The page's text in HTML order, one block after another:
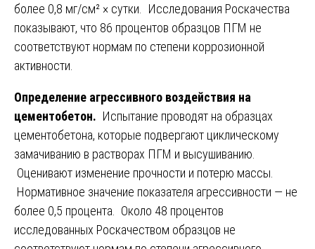
более 0,8 мг/см² × сутки. Исследования Роскачества
показывают, что 86 процентов образцов ПГМ не
соответствуют нормам по степени коррозионной
активности.
Определение агрессивного воздействия на
цементобетон. Испытание проводят на образцах
цементобетона, которые подвергают циклическому
замачиванию в растворах ПГМ и высушиванию.
Оценивают изменение прочности и потерю массы.
Нормативное значение показателя агрессивности — не
более 0,5 процента. Около 48 процентов
исследованных Роскачеством образцов не